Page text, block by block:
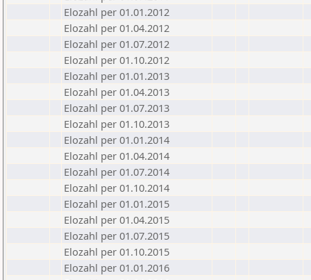
Elozahl per 01.01.2012
Elozahl per 01.04.2012
Elozahl per 01.07.2012
Elozahl per 01.10.2012
Elozahl per 01.01.2013
Elozahl per 01.04.2013
Elozahl per 01.07.2013
Elozahl per 01.10.2013
Elozahl per 01.01.2014
Elozahl per 01.04.2014
Elozahl per 01.07.2014
Elozahl per 01.10.2014
Elozahl per 01.01.2015
Elozahl per 01.04.2015
Elozahl per 01.07.2015
Elozahl per 01.10.2015
Elozahl per 01.01.2016